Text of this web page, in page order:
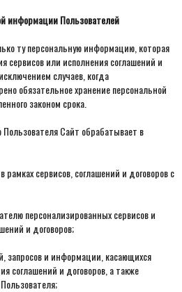
информации Пользователей
ту персональную информацию, которая
сервисов или исполнения соглашений и
случаев, когда
обязательное хранение персональной
законом срока.
Сайт обрабатывает в
сервисов, соглашений и договоров с
персонализированных сервисов и
и договоров;
запросов и информации, касающихся
соглашений и договоров, а также